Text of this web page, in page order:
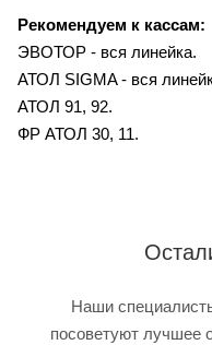
Рекомендуем к кассам:
ЭВОТОР - вся линейка.
АТОЛ SIGMA - вся
АТОЛ 91, 92.
ФР АТОЛ 30, 11.
Наши
посоветуют лучшее